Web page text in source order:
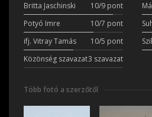
Britta Jaschinski 10/9 pont
Potyó Imre
10/7 pont
ifj. Vitray Tamás
10/5 pont
Közönség szavazat3 szavazat
Több fotó a szerzőtől